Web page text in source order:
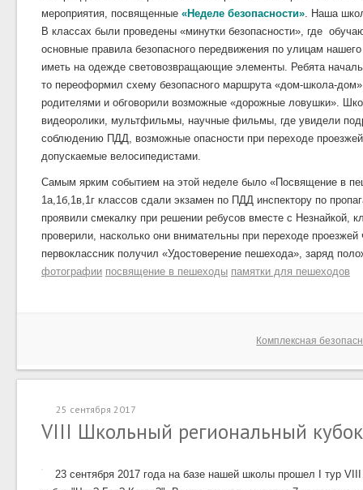
мероприятия, посвященные «Неделе безопасности» . Наша
В классах были проведены «минутки безопасности», где
основные правила безопасного передвижения по улицам
иметь на одежде световозвращающие элементы. Ребята
то переоформил схему безопасного маршрута «дом-школа-
родителями и обговорили возможные «дорожные ловушки».
видеоролики, мультфильмы, научные фильмы, где увидели
соблюдению ПДД, возможные опасности при переходе
допускаемые велосипедистами.
Самым ярким событием на этой неделе было «Посвящение в
1а,1б,1в,1г классов сдали экзамен по ПДД инспектору по
проявили смекалку при решении ребусов вместе с Незнайкой,
проверили, насколько они внимательны при переходе
первоклассник получил «Удостоверение пешехода», заряд
фотографии посвящение в пешеходы памятки для пешеходов
Комплексная
25 сентября 2017
VIII Школьный региональный
23 сентября 2017 года на базе нашей школы прошел I тур